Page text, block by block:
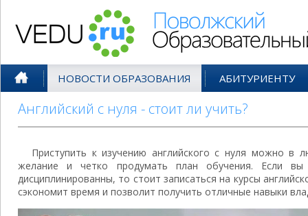
НОВОСТИ ОБРАЗОВАНИЯ АБИТУРИЕНТУ
Английский с нуля - стоит ли учить?
Приступить к изучению английского с нуля можно в
желание и четко продумать план обучения. Если вы
дисциплинированны, то стоит записаться на курсы
сэкономит время и позволит получить отличные навыки